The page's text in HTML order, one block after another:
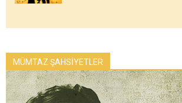
MÜMTAZ ŞAHSİYETLER